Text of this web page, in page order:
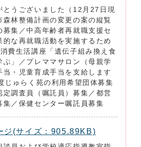
とうございました（12月27日現
森林整備計画の変更の案の縦覧
募集／中高年齢者再就職支援セ
的な再就職活動を実施するため
費生活講座「遺伝子組み換え食
ぶ」／プレママサロン（母親学
当・児童育成手当を支給します
じゅらく苑の利用希望団体募集
定調査員（嘱託員）募集／都営
集／保健センター嘱託員募集
ジ(サイズ：905.89KB)